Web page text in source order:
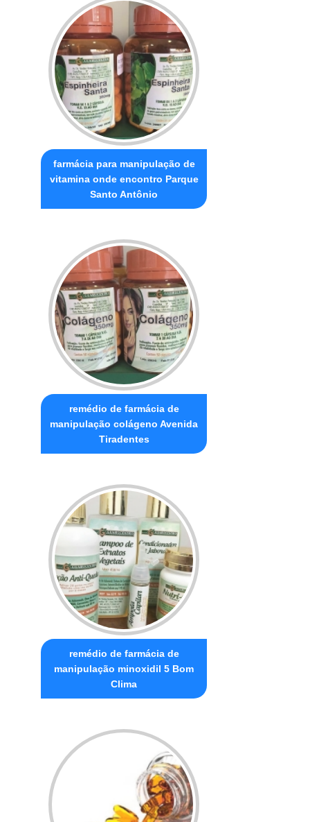
farmácia para manipulação de
vitamina onde encontro Parque
Santo Antônio
remédio de farmácia de
manipulação colágeno Avenida
Tiradentes
remédio de farmácia de
manipulação minoxidil 5 Bom
Clima